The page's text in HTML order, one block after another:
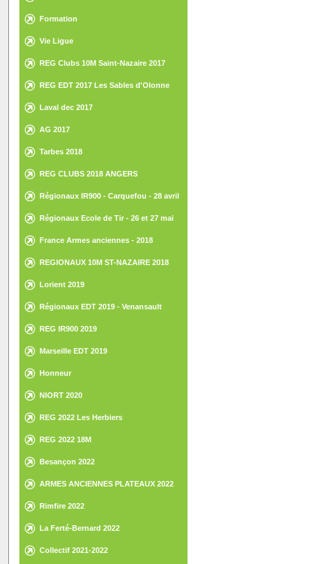
Formation
Vie Ligue
REG Clubs 10M Saint-Nazaire 2017
REG EDT 2017 Les Sables d'Olonne
Laval dec 2017
AG 2017
Tarbes 2018
REG CLUBS 2018 ANGERS
Régionaux IR900 - Carquefou - 28 avril
Régionaux Ecole de Tir - 26 et 27 mai
France Armes anciennes - 2018
REGIONAUX 10M ST-NAZAIRE 2018
Lorient 2019
Régionaux EDT 2019 - Venansault
REG IR900 2019
Marseille EDT 2019
Honneur
NIORT 2020
REG 2022 Les Herbiers
REG 2022 18M
Besançon 2022
ARMES ANCIENNES PLATEAUX 2022
Rimfire 2022
La Ferté-Bernard 2022
Collectif 2021-2022